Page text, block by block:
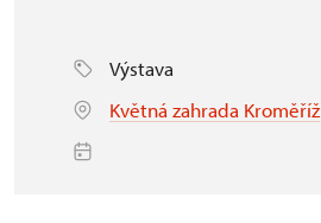
Výstava
Květná zahrada Kroměříž